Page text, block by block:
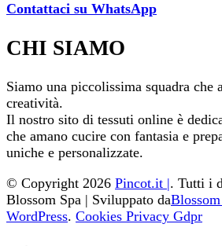
Contattaci su WhatsApp
CHI SIAMO
Siamo una piccolissima squadra che
creatività.
Il nostro sito di tessuti online è
che amano cucire con fantasia e
uniche e personalizzate.
© Copyright 2026 Pincot.it |. Tutti i
Blossom Spa | Sviluppato da
WordPress. Cookies Privacy Gdpr